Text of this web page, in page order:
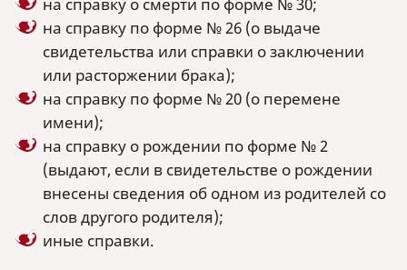
на справку по форме № 26 (о выдаче
свидетельства или справки о заключении
или расторжении брака);
на справку по форме № 20 (о перемене
имени);
на справку о рождении по форме № 2
(выдают, если в свидетельстве о рождении
внесены сведения об одном из родителей со
слов другого родителя);
иные справки.